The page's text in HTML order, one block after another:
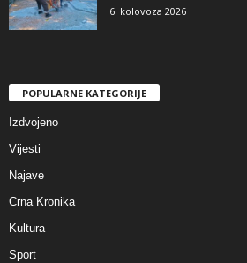
6. kolovoza 2026
POPULARNE KATEGORIJE
Izdvojeno
Vijesti
Najave
Crna Kronika
Kultura
Sport